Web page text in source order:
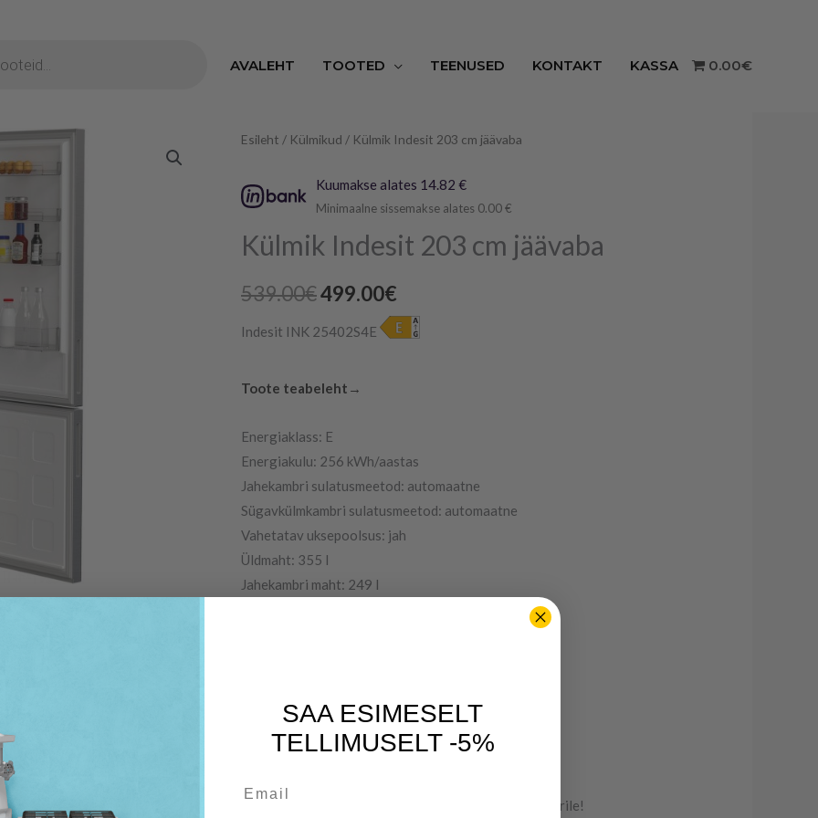
AVALEHT
TOOTED TEENUSED KONTAKT KASSA 0.00€
Esileht / Külmikud / Külmik Indesit 203 cm jäävaba
Kuumakse alates 14.82 €
Minimaalne sissemakse alates 0.00 €
Külmik Indesit 203 cm jäävaba
539.00€
Algne
hind
oli:
539.00€.
499.00€
Praegune
hind
on:
499.00€.
Indesit INK 25402S4E
Toote teabeleht →
Energiaklass: E
Energiakulu: 256 kWh/aastas
Jahekambri sulatusmeetod: automaatne
Sügavkülmkambri sulatusmeetod: automaatne
Vahetatav uksepoolsus: jah
Üldmaht: 355 l
Jahekambri maht: 249 l
Värv: valge
Järelmaks 49,50€ 12 kuud
Registreeri indesit.ee 10 aastat garantiid kompressorile!
Külmik
203
cm
jäävaba
SAA ESIMESELT
TELLIMUSELT -5%